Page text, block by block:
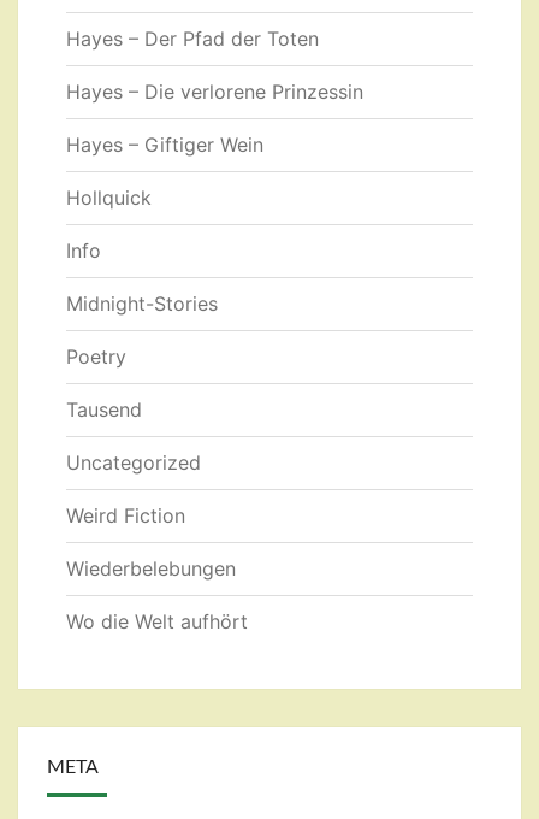
Hayes – Der Pfad der Toten
Hayes – Die verlorene Prinzessin
Hayes – Giftiger Wein
Hollquick
Info
Midnight-Stories
Poetry
Tausend
Uncategorized
Weird Fiction
Wiederbelebungen
Wo die Welt aufhört
META